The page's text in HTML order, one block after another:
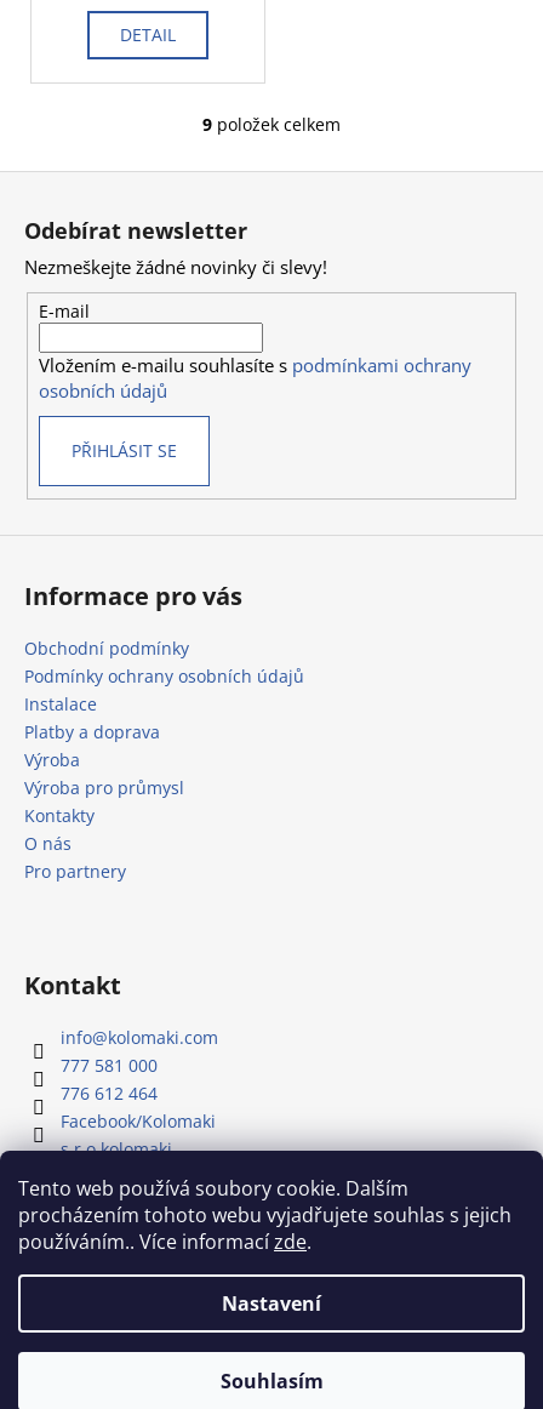
Tento web používá soubory cookie. Dalším
procházením tohoto webu vyjadřujete souhlas s jejich
používáním.. Více informacízde.
Nastavení
Souhlasím
DETAIL
O
a
c
r
ý
p
9 položek celkem
Z
Odebírat newsletter
Nezmeškejte žádné novinky či slevy!
E-mail
Vložením e-mailu souhlasíte s podmínkami ochrany
osobních údajů
PŘIHLÁSIT SE
Informace pro vás
Obchodní podmínky
Podmínky ochrany osobních údajů
Instalace
Platby a doprava
Výroba
Výroba pro průmysl
Kontakty
O nás
Pro partnery
Kontakt
info@kolomaki.com
777 581 000
776 612 464
Facebook/Kolomaki
s.r.o.kolomaki
Youtube kanál - Kolomaki
Kolomaki. Všechna práva vyhrazena.